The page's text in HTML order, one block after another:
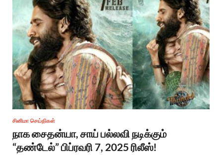
சினிமா செய்திகள்
நாக சைதன்யா, சாய் பல்லவி நடிக்கும்
“தண்டேல்” பிப்ரவரி 7, 2025 ரிலீஸ்!